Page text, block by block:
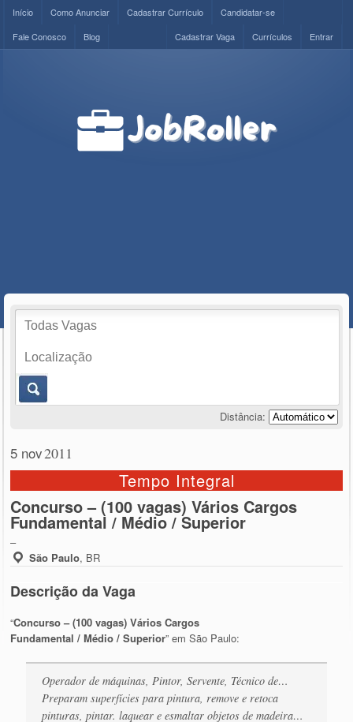
Início Como Anunciar Cadastrar Currículo
Candidatar-se
Fale Conosco
Blog Entrar
Currículos
Cadastrar Vaga
Distância:
5 nov2011
Tempo Integral
Concurso – (100 vagas) Vários Cargos
Fundamental / Médio / Superior
–
São Paulo, BR
Descrição da Vaga
“Concurso – (100 vagas) Vários Cargos
Fundamental / Médio / Superior” em São Paulo:
Operador de máquinas, Pintor, Servente, Técnico de…
Preparam superfícies para pintura, remove e retoca
pinturas, pintar. laquear e esmaltar objetos de madeira…